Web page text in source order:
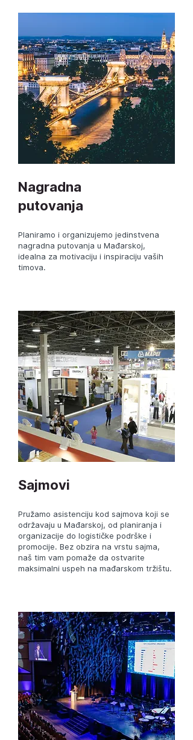
Nagradna
putovanja
Planiramo i organizujemo jedinstvena
nagradna putovanja u Mađarskoj,
idealna za motivaciju i inspiraciju vaših
timova.
Sajmovi
Pružamo asistenciju kod sajmova koji se
održavaju u Mađarskoj, od planiranja i
organizacije do logističke podrške i
promocije. Bez obzira na vrstu sajma,
naš tim vam pomaže da ostvarite
maksimalni uspeh na mađarskom tržištu.